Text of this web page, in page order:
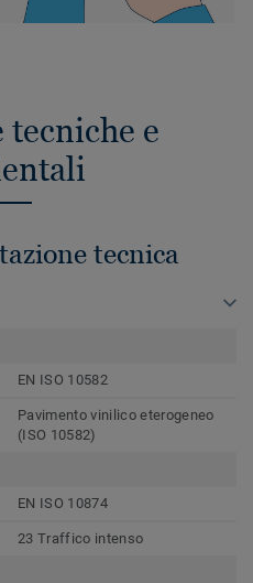
tecniche e
tecnica
EN ISO 10582
Pavimento vinilico eterogeneo
(ISO 10582)
EN ISO 10874
23 Traffico intenso